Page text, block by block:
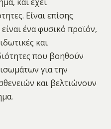
Είναι επίσης
ένα φυσικό προϊόν,
και
που βοηθούν
για την
και βελτιώνουν